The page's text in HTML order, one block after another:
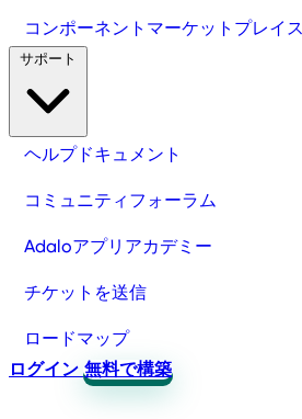
コンポーネントマーケットプレイス
ヘルプドキュメント
コミュニティフォーラム
Adaloアプリアカデミー
チケットを送信
ロードマップ
ログイン 無料で構築